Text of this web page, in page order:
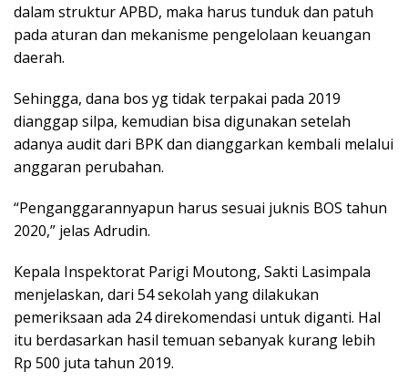
dalam struktur APBD, maka harus tunduk dan patuh
pada aturan dan mekanisme pengelolaan keuangan
daerah.
Sehingga, dana bos yg tidak terpakai pada 2019
dianggap silpa, kemudian bisa digunakan setelah
adanya audit dari BPK dan dianggarkan kembali melalui
anggaran perubahan.
“Penganggarannyapun harus sesuai juknis BOS tahun
2020,” jelas Adrudin.
Kepala Inspektorat Parigi Moutong, Sakti Lasimpala
menjelaskan, dari 54 sekolah yang dilakukan
pemeriksaan ada 24 direkomendasi untuk diganti. Hal
itu berdasarkan hasil temuan sebanyak kurang lebih
Rp 500 juta tahun 2019.